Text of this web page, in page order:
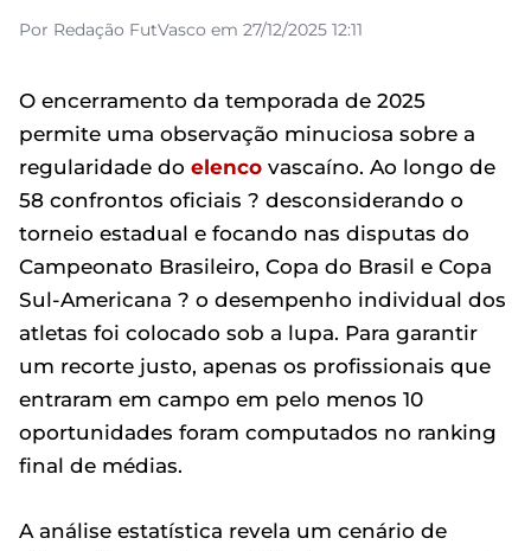
Por Redação FutVasco em 27/12/2025 12:11
O encerramento da temporada de 2025
permite uma observação minuciosa sobre a
regularidade do elenco vascaíno. Ao longo de
58 confrontos oficiais ? desconsiderando o
torneio estadual e focando nas disputas do
Campeonato Brasileiro, Copa do Brasil e Copa
Sul-Americana ? o desempenho individual dos
atletas foi colocado sob a lupa. Para garantir
um recorte justo, apenas os profissionais que
entraram em campo em pelo menos 10
oportunidades foram computados no ranking
final de médias.
A análise estatística revela um cenário de